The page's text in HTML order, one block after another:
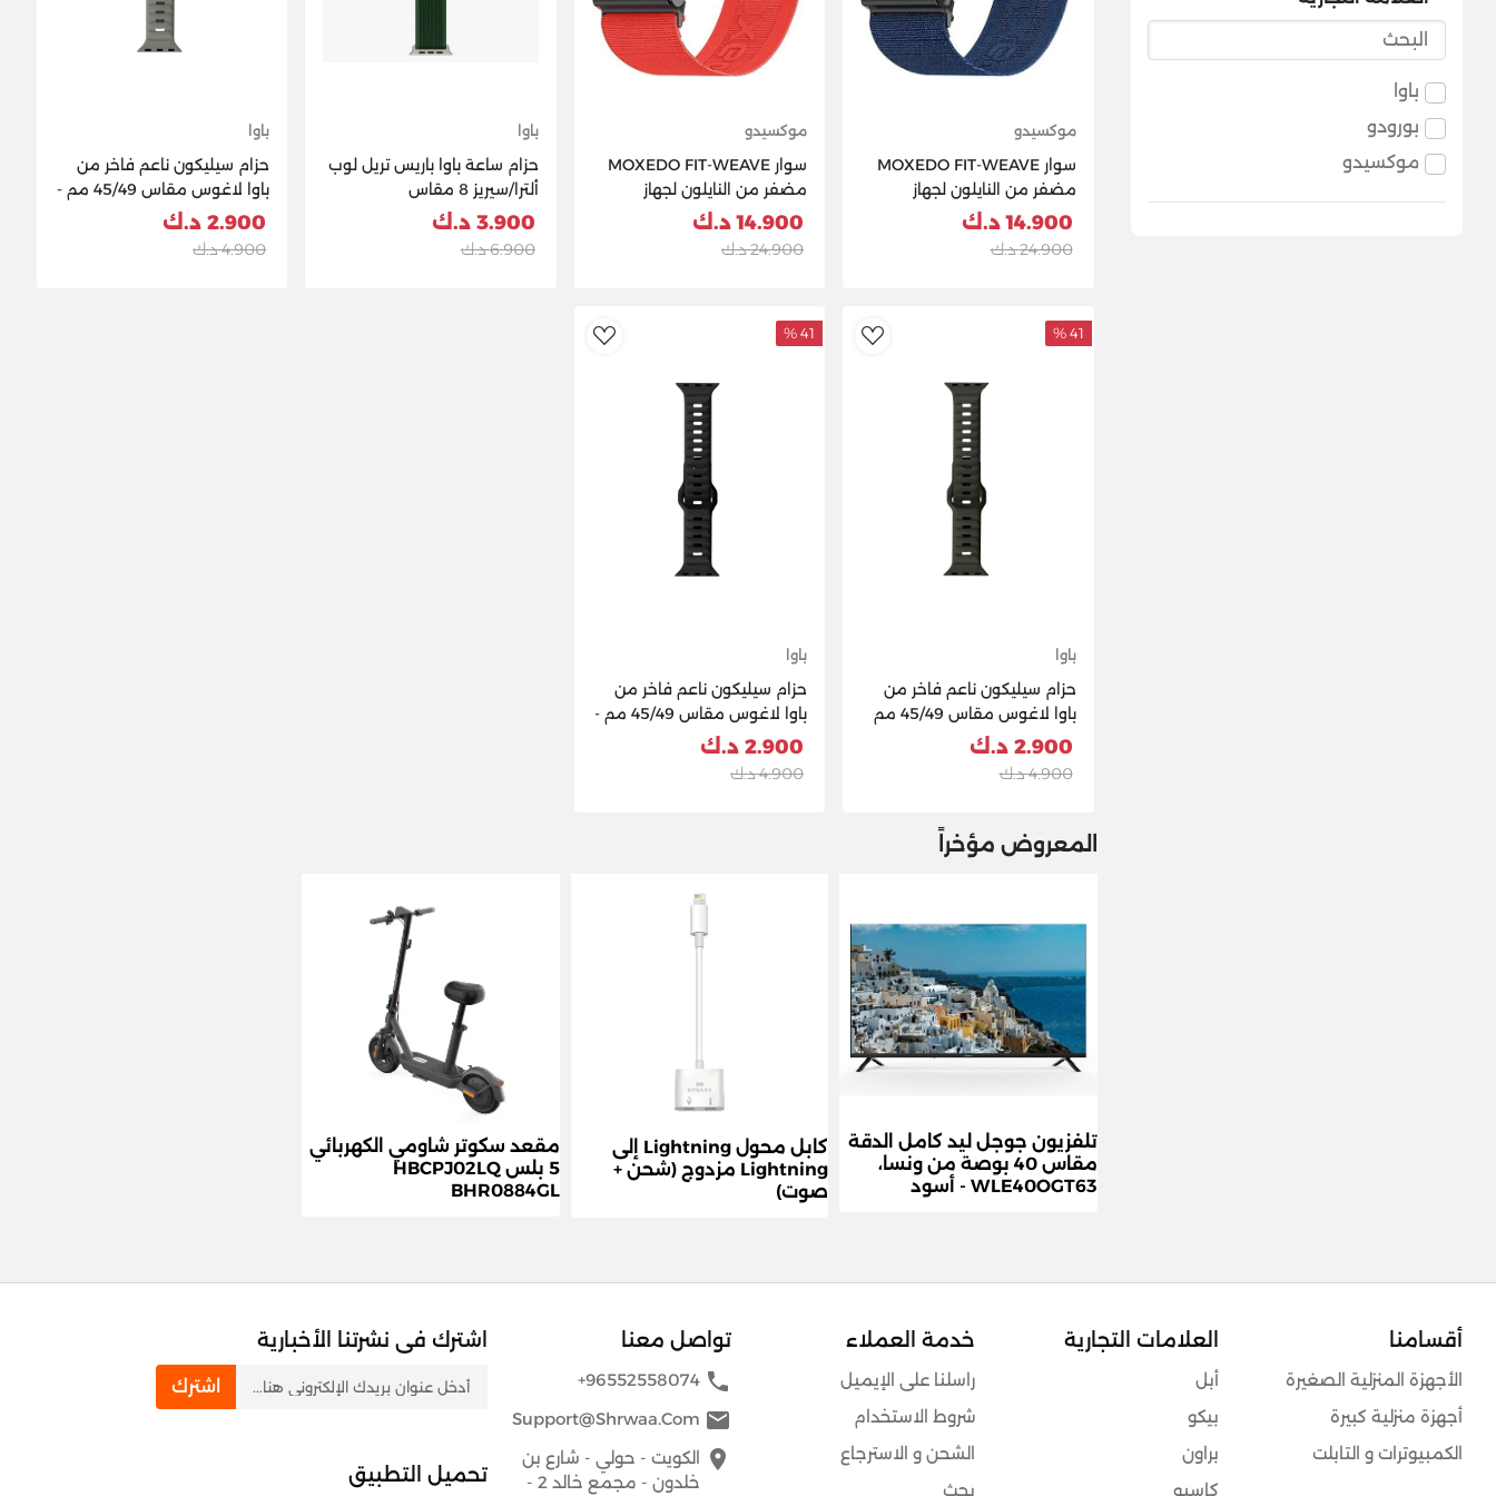
موكسيدو
سوار MOXEDO FIT-WEAVE
مضفر من النايلون لجهاز
Whoop 5.0 - أزرق
14.900 د.ك
24.900 د.ك
موكسيدو
سوار MOXEDO FIT-WEAVE
مضفر من النايلون لجهاز
Whoop 5.0 - برتقالي
14.900 د.ك
24.900 د.ك
باوا
حزام ساعة باوا باريس تريل لوب
ألترا/سيريز 8 مقاس
49/45/44/42 مم - أخضر
3.900 د.ك
6.900 د.ك
باوا
حزام سيليكون ناعم فاخر من
باوا لاغوس مقاس 45/49 مم -
أخضر ساحلي
2.900 د.ك
4.900 د.ك
AddToWishlist
41 %
باوا
حزام سيليكون ناعم فاخر من
باوا لاغوس مقاس 45/49 مم
أخضر رمادي
2.900 د.ك
4.900 د.ك
AddToWishlist
41 %
باوا
حزام سيليكون ناعم فاخر من
باوا لاغوس مقاس 45/49 مم -
أسود
2.900 د.ك
4.900 د.ك
المعروض مؤخراً
تلفزيون جوجل ليد كامل الدقة
مقاس 40 بوصة من ونسا،
WLE40OGT63 - أسود
كابل محول Lightning إلى
Lightning مزدوج (شحن +
صوت)
مقعد سكوتر شاومي الكهربائي
5 بلس HBCPJ02LQ
BHR0884GL
باوا
بورودو
موكسيدو
أقسامنا
الأجهزة المنزلية الصغيرة
أجهزة منزلية كبيرة
الكمبيوترات و التابلت
العلامات التجارية
أبل
بيكو
براون
كاسيو
خدمة العملاء
راسلنا على الإيميل
شروط الاستخدام
الشحن و الاسترجاع
بحث
تواصل معنا
phone
+96552558074
mail
Support@shrwaa.com
place
الكويت - حولي - شارع بن
خلدون - مجمع خالد 2 -
اشترك فى نشرتنا الأخبارية
اشترك
تحميل التطبيق